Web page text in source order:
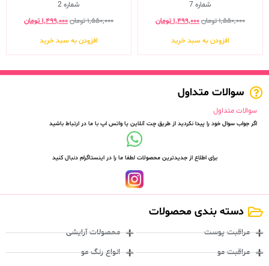
شماره 7
۱,۵۵۰,۰۰۰تومان۱,۴۹۹,۰۰۰ تومان
افزودن به سبد خرید
شماره 2
۱,۵۵۰,۰۰۰تومان۱,۴۹۹,۰۰۰ تومان
افزودن به سبد خرید
سوالات متداول
سوالات متداول
اگر جواب سوال خود را پیدا نکردید از طریق چت آنلاین یا واتس اپ با ما در ارتباط باشید
برای اطلاع از جدیدترین محصولات لطفا ما را در اینستاگرام دنبال کنید
دسته بندی محصولات
مراقبت پوست
مراقبت مو
محصولات آرایشی
انواع رنگ مو